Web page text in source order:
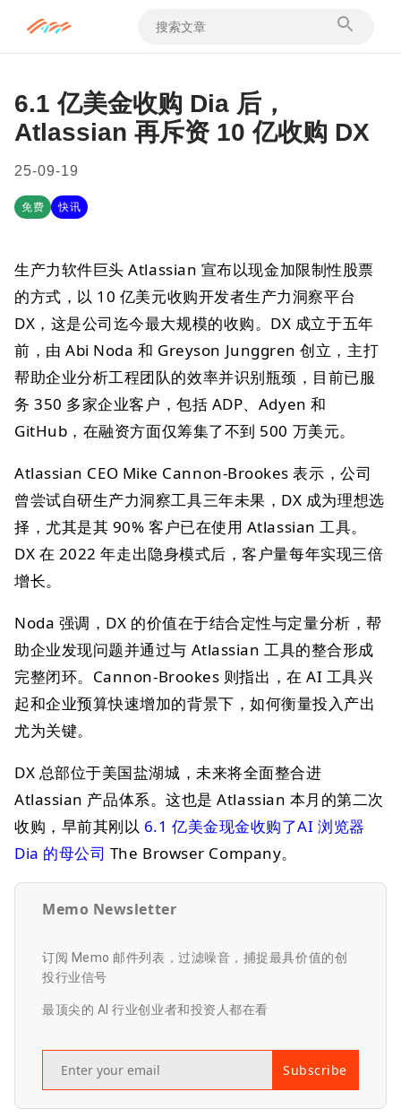
6.1 亿美金收购 Dia 后，
Atlassian 再斥资 10 亿收购 DX
25-09-19
免费 快讯
生产力软件巨头 Atlassian 宣布以现金加限制性股票
的方式，以 10 亿美元收购开发者生产力洞察平台
DX，这是公司迄今最大规模的收购。DX 成立于五年
前，由 Abi Noda 和 Greyson Junggren 创立，主打
帮助企业分析工程团队的效率并识别瓶颈，目前已服
务 350 多家企业客户，包括 ADP、Adyen 和
GitHub，在融资方面仅筹集了不到 500 万美元。
Atlassian CEO Mike Cannon-Brookes 表示，公司
曾尝试自研生产力洞察工具三年未果，DX 成为理想选
择，尤其是其 90% 客户已在使用 Atlassian 工具。
DX 在 2022 年走出隐身模式后，客户量每年实现三倍
增长。
Noda 强调，DX 的价值在于结合定性与定量分析，帮
助企业发现问题并通过与 Atlassian 工具的整合形成
完整闭环。Cannon-Brookes 则指出，在 AI 工具兴
起和企业预算快速增加的背景下，如何衡量投入产出
尤为关键。
DX 总部位于美国盐湖城，未来将全面整合进
Atlassian 产品体系。这也是 Atlassian 本月的第二次
收购，早前其刚以 6.1 亿美金现金收购了AI 浏览器
Dia 的母公司 The Browser Company。
Memo Newsletter
订阅 Memo 邮件列表，过滤噪音，捕捉最具价值的创
投行业信号
最顶尖的 AI 行业创业者和投资人都在看
Subscribe